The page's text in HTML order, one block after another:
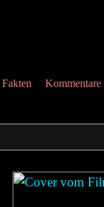
Fakten Kommentare